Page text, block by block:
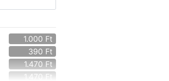
1.000 Ft
390 Ft
1.470Ft
1.470Ft